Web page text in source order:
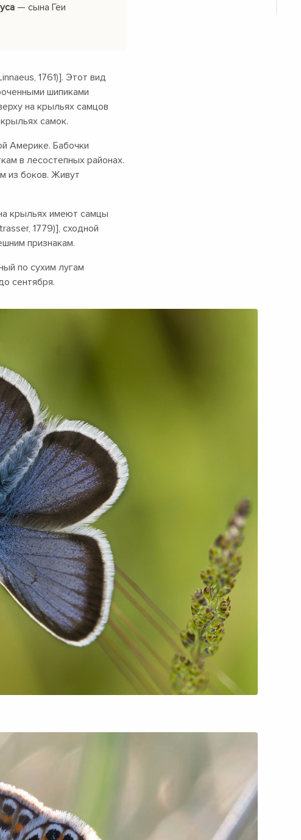
— сына Геи
1761)]. Этот вид
шипиками
на крыльях самцов
самок.
Америке. Бабочки
в лесостепных районах.
из боков. Живут
крыльях имеют самцы
1779)], сходной
признакам.
по сухим лугам
сентября.